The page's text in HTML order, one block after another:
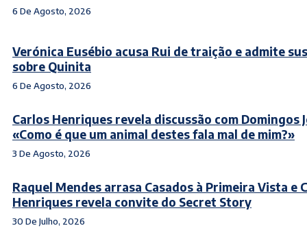
6 De Agosto, 2026
Verónica Eusébio acusa Rui de traição e admite
sobre Quinita
6 De Agosto, 2026
Carlos Henriques revela discussão com Domingos
«Como é que um animal destes fala mal de mim?»
3 De Agosto, 2026
Raquel Mendes arrasa Casados à Primeira Vista e
Henriques revela convite do Secret Story
30 De Julho, 2026